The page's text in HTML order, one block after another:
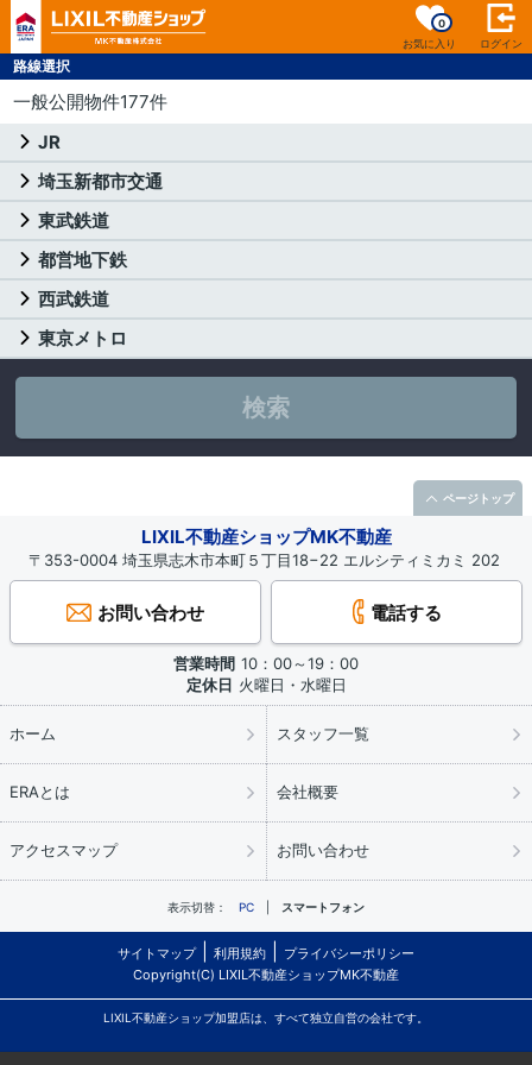
お気に入り
0
ログイン
路線選択
一般公開物件177件
JR
埼玉新都市交通
東武鉄道
都営地下鉄
西武鉄道
東京メトロ
検索
LIXIL不動産ショップMK不動産
〒353-0004 埼玉県志木市本町５丁目18−22 エルシティミカミ 202
お問い合わせ 電話する
営業時間 10：00～19：00
定休日 火曜日・水曜日
ホーム スタッフ一覧
ERAとは 会社概要
アクセスマップ お問い合わせ
表示切替： PC スマートフォン
サイトマップ 利用規約
プライバシーポリシー
Copyright(C) LIXIL不動産ショップMK不動産
LIXIL不動産ショップ加盟店は、すべて独立自営の会社です。
ページトップ